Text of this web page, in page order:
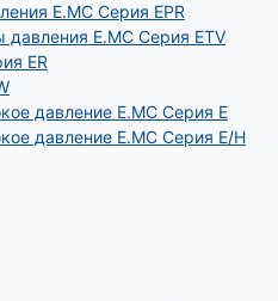
E.MC Серия EPR
E.MC Серия ETV
ER
давление E.MC Серия E
давление E.MC Серия E/H